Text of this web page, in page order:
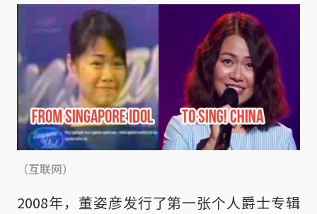
（互联网）
2008年，董姿彦发行了第一张个人爵士专辑